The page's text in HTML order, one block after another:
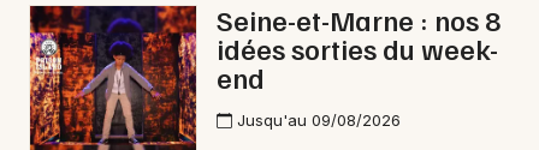
Seine-et-Marne : nos 8
idées sorties du week-
end
Jusqu'au 09/08/2026